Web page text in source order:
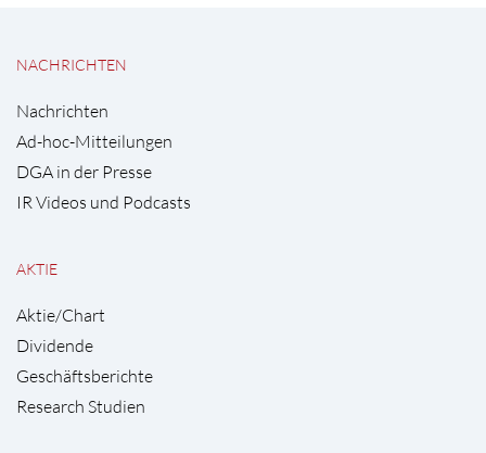
NACHRICHTEN
Nachrichten
Ad-hoc-Mitteilungen
DGA in der Presse
IR Videos und Podcasts
AKTIE
Aktie/Chart
Dividende
Geschäftsberichte
Research Studien